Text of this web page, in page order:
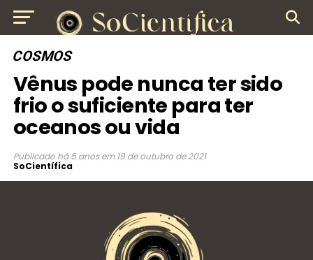
COSMOS
Vênus pode nunca ter sido
frio o suficiente para ter
oceanos ou vida
Publicado há 5 anos em 19 de outubro de 2021
SoCientífica